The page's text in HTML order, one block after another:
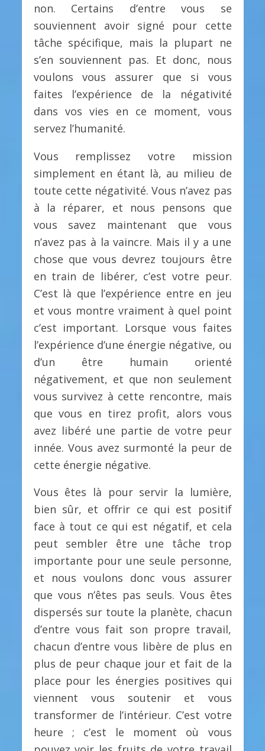
non. Certains d’entre vous se
souviennent avoir signé pour cette
tâche spécifique, mais la plupart ne
s’en souviennent pas. Et donc, nous
voulons vous assurer que si vous
faites l’expérience de la négativité
dans vos vies en ce moment, vous
servez l’humanité.
Vous remplissez votre mission
simplement en étant là, au milieu de
toute cette négativité. Vous n’avez pas
à la réparer, et nous pensons que
vous savez maintenant que vous
n’avez pas à la vaincre. Mais il y a une
chose que vous devrez toujours être
en train de libérer, c’est votre peur.
C’est là que l’expérience entre en jeu
et vous montre vraiment à quel point
c’est important. Lorsque vous faites
l’expérience d’une énergie négative, ou
d’un être humain orienté
négativement, et que non seulement
vous survivez à cette rencontre, mais
que vous en tirez profit, alors vous
avez libéré une partie de votre peur
innée. Vous avez surmonté la peur de
cette énergie négative.
Vous êtes là pour servir la lumière,
bien sûr, et offrir ce qui est positif
face à tout ce qui est négatif, et cela
peut sembler être une tâche trop
importante pour une seule personne,
et nous voulons donc vous assurer
que vous n’êtes pas seuls. Vous êtes
dispersés sur toute la planète, chacun
d’entre vous fait son propre travail,
chacun d’entre vous libère de plus en
plus de peur chaque jour et fait de la
place pour les énergies positives qui
viennent vous soutenir et vous
transformer de l’intérieur. C’est votre
heure ; c’est le moment où vous